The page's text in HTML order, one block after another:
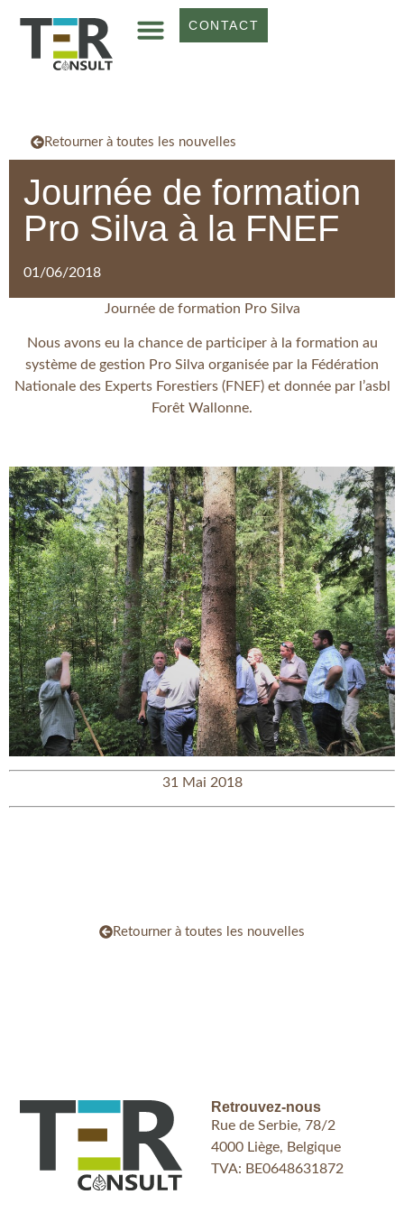
CONTACT
Retourner à toutes les nouvelles
Journée de formation
Pro Silva à la FNEF
01/06/2018
Journée de formation Pro Silva
Nous avons eu la chance de participer à la formation au
système de gestion Pro Silva organisée par la Fédération
Nationale des Experts Forestiers (FNEF) et donnée par l’asbl
Forêt Wallonne.
31 Mai 2018
Retourner à toutes les nouvelles
Retrouvez-nous
Rue de Serbie, 78/2
4000 Liège, Belgique
TVA: BE0648631872